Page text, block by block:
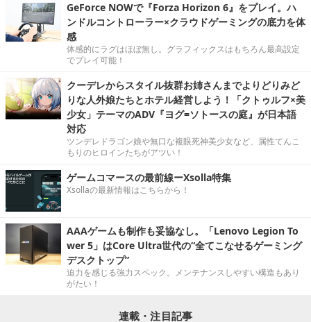
GeForce NOWで『Forza Horizon 6』をプレイ。ハ
ンドルコントローラー×クラウドゲーミングの底力を体
感
体感的にラグはほぼ無し。グラフィックスはもちろん最高設定
でプレイ可能！
クーデレからスタイル抜群お姉さんまでよりどりみど
りな人外娘たちとホテル経営しよう！「クトゥルフ×美
少女」テーマのADV『ヨグ=ソトースの庭』が日本語
対応
ツンデレドラゴン娘や無口な複眼死神美少女など、属性てんこ
もりのヒロインたちがアツい！
ゲームコマースの最前線ーXsolla特集
Xsollaの最新情報はこちらから！
AAAゲームも制作も妥協なし。「Lenovo Legion To
wer 5」はCore Ultra世代の“全てこなせるゲーミング
デスクトップ”
迫力を感じる強力スペック。メンテナンスしやすい構造もあり
がたい！
連載・注目記事